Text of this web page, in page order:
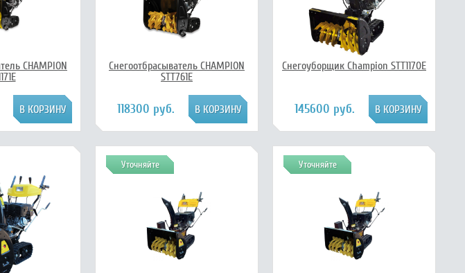
CHAMPION
Снегоотбрасыватель CHAMPION
STT761E
118300 руб.
Снегоуборщик Champion STT1170E
145600 руб.
Уточняйте Уточняйте